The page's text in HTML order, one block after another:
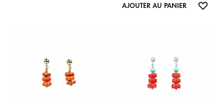
AJOUTER AU PANIER